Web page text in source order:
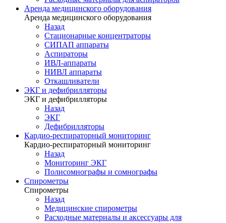
Аренда медицинского оборудования
Аренда медицинского оборудования
Назад
Стационарные концентраторы
СИПАП аппараты
Аспираторы
ИВЛ-аппараты
НИВЛ аппараты
Откашливатели
ЭКГ и дефибрилляторы
ЭКГ и дефибрилляторы
Назад
ЭКГ
Дефибрилляторы
Кардио-респираторный мониторинг
Кардио-респираторный мониторинг
Назад
Мониторинг ЭКГ
Полисомнографы и сомнографы
Спирометры
Спирометры
Назад
Медицинские спирометры
Расходные материалы и аксессуары для